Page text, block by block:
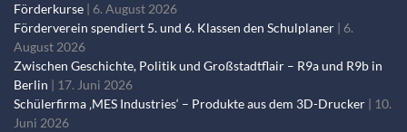
Förderkurse
6. August 2026
Förderverein spendiert 5. und 6. Klassen den Schulplaner
6.
August 2026
Zwischen Geschichte, Politik und Großstadtflair – R9a und R9b in
Berlin
17. Juni 2026
Schülerfirma ‚MES Industries‘ – Produkte aus dem 3D-Drucker
10.
Juni 2026